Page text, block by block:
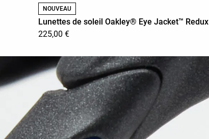
NOUVEAU
Lunettes de soleil Oakley® Eye Jacket™ Redux
225,00 €